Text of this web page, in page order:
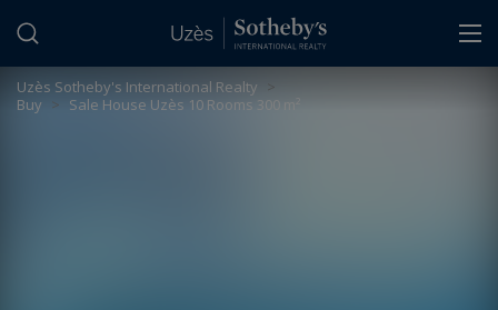
Uzès Sotheby's International Realty
>
Buy > Sale House Uzès 10 Rooms 300 m²